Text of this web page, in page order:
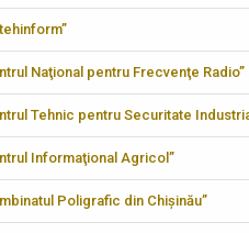
Naţional pentru Frecvenţe Radio”
Tehnic pentru Securitate
Informaţional Agricol”
Poligrafic din Chișinău”